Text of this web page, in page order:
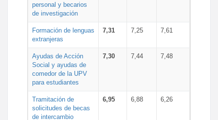
personal y becarios
de investigación
Formación de lenguas
extranjeras
7,31 7,25 7,61
Ayudas de Acción
Social y ayudas de
comedor de la UPV
para estudiantes
7,30 7,44 7,48
Tramitación de
solicitudes de becas
de intercambio
6,95 6,88 6,26